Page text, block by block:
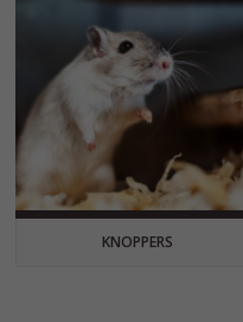
KNOPPERS